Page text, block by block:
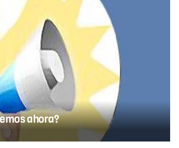
ahora?